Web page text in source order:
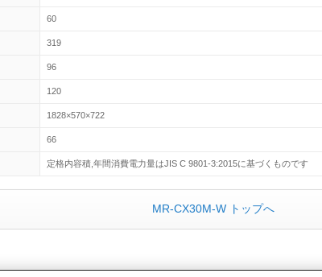
60
319
96
120
1828×570×722
66
定格内容積,年間消費電力量はJIS C 9801-3:2015に基づくものです
MR-CX30M-W トップへ